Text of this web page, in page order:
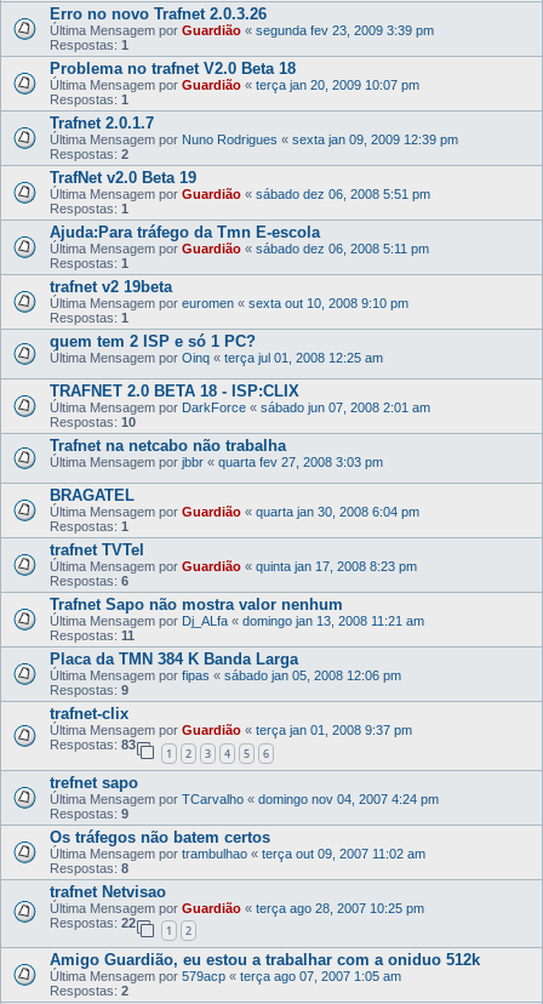
Erro no novo Trafnet 2.0.3.26
Última Mensagem por Guardião « segunda fev 23, 2009 3:39 pm
Respostas: 1
Problema no trafnet V2.0 Beta 18
Última Mensagem por Guardião « terça jan 20, 2009 10:07 pm
Respostas: 1
Trafnet 2.0.1.7
Última Mensagem por Nuno Rodrigues « sexta jan 09, 2009 12:39 pm
Respostas: 2
TrafNet v2.0 Beta 19
Última Mensagem por Guardião « sábado dez 06, 2008 5:51 pm
Respostas: 1
Ajuda:Para tráfego da Tmn E-escola
Última Mensagem por Guardião « sábado dez 06, 2008 5:11 pm
Respostas: 1
trafnet v2 19beta
Última Mensagem por euromen « sexta out 10, 2008 9:10 pm
Respostas: 1
quem tem 2 ISP e só 1 PC?
Última Mensagem por Oinq « terça jul 01, 2008 12:25 am
TRAFNET 2.0 BETA 18 - ISP:CLIX
Última Mensagem por DarkForce « sábado jun 07, 2008 2:01 am
Respostas: 10
Trafnet na netcabo não trabalha
Última Mensagem por jbbr « quarta fev 27, 2008 3:03 pm
BRAGATEL
Última Mensagem por Guardião « quarta jan 30, 2008 6:04 pm
Respostas: 1
trafnet TVTel
Última Mensagem por Guardião « quinta jan 17, 2008 8:23 pm
Respostas: 6
Trafnet Sapo não mostra valor nenhum
Última Mensagem por Dj_ALfa « domingo jan 13, 2008 11:21 am
Respostas: 11
Placa da TMN 384 K Banda Larga
Última Mensagem por fipas « sábado jan 05, 2008 12:06 pm
Respostas: 9
trafnet-clix
Última Mensagem por Guardião « terça jan 01, 2008 9:37 pm
Respostas: 83
1 2 3 4 5 6
trefnet sapo
Última Mensagem por TCarvalho « domingo nov 04, 2007 4:24 pm
Respostas: 9
Os tráfegos não batem certos
Última Mensagem por trambulhao « terça out 09, 2007 11:02 am
Respostas: 8
trafnet Netvisao
Última Mensagem por Guardião « terça ago 28, 2007 10:25 pm
Respostas: 22
1 2
Amigo Guardião, eu estou a trabalhar com a oniduo 512k
Última Mensagem por 579acp « terça ago 07, 2007 1:05 am
Respostas: 2